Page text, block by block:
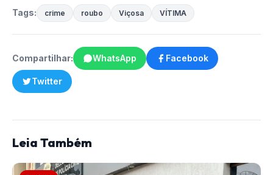
Tags: crime roubo Viçosa VÍTIMA
Compartilhar: WhatsApp Facebook
Twitter
Leia Também